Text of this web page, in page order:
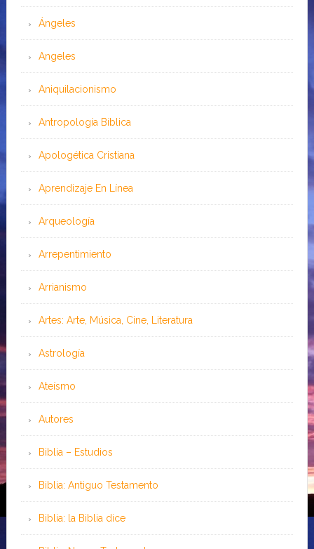
Ángeles
Angeles
Aniquilacionismo
Antropología Bíblica
Apologética Cristiana
Aprendizaje En Línea
Arqueología
Arrepentimiento
Arrianismo
Artes: Arte, Música, Cine, Literatura
Astrología
Ateísmo
Autores
Biblia – Estudios
Biblia: Antiguo Testamento
Biblia: la Biblia dice